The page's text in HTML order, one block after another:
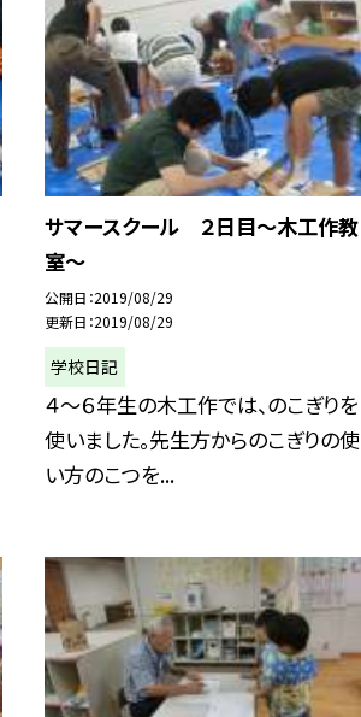
サマースクール ２日目〜木工作教
室〜
公開日 2019/08/29
更新日 2019/08/29
学校日記
４〜６年生の木工作では、のこぎりを
使いました。先生方からのこぎりの使
い方のこつを...